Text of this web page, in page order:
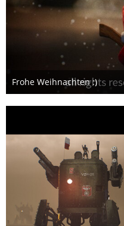
Frohe Weihnachten :)
17. Dezember 2018